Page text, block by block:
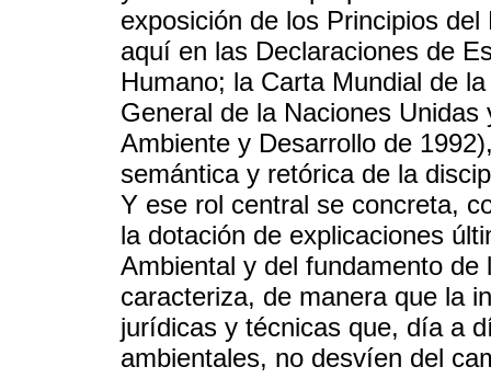
exposición de los Principios
aquí en las Declaraciones de
Humano; la Carta Mundial de
General de la Naciones
Ambiente y Desarrollo de
semántica y retórica de la
Y ese rol central se concreta,
la dotación de explicaciones
Ambiental y del fundamento
caracteriza, de manera que la
jurídicas y técnicas que, día a
ambientales, no desvíen del